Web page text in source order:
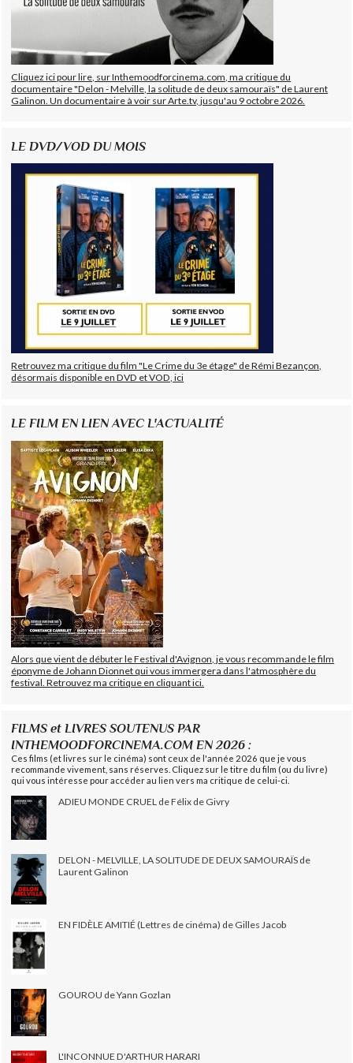
Cliquez ici pour lire, sur Inthemoodforcinema.com, ma critique du
documentaire "Delon - Melville, la solitude de deux samouraïs" de Laurent
Galinon. Un documentaire à voir sur Arte.tv, jusqu'au 9 octobre 2026.
LE DVD/VOD DU MOIS
Retrouvez ma critique du film "Le Crime du 3e étage" de Rémi Bezançon,
désormais disponible en DVD et VOD, ici
LE FILM EN LIEN AVEC L'ACTUALITÉ
Alors que vient de débuter le Festival d'Avignon, je vous recommande le film
éponyme de Johann Dionnet qui vous immergera dans l'atmosphère du
festival. Retrouvez ma critique en cliquant ici.
FILMS et LIVRES SOUTENUS PAR
INTHEMOODFORCINEMA.COM EN 2026 :
Ces films (et livres sur le cinéma) sont ceux de l'année 2026 que je vous
recommande vivement, sans réserves. Cliquez sur le titre du film (ou du livre)
qui vous intéresse pour accéder au lien vers ma critique de celui-ci.
ADIEU MONDE CRUEL de Félix de Givry
DELON - MELVILLE, LA SOLITUDE DE DEUX SAMOURAÏS de
Laurent Galinon
EN FIDÈLE AMITIÉ (Lettres de cinéma) de Gilles Jacob
GOUROU de Yann Gozlan
L'INCONNUE D'ARTHUR HARARI